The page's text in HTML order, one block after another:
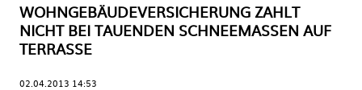
WOHNGEBÄUDEVERSICHERUNG ZAHLT
NICHT BEI TAUENDEN SCHNEEMASSEN AUF
TERRASSE
02.04.2013 14:53